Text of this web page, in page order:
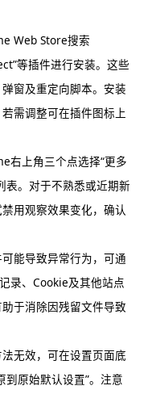
Web Store搜索
等插件进行安装。这些
弹窗及重定向脚本。安装
需调整可在插件图标上
右上角三个点选择“更多
表。对于不熟悉或近期新
用观察效果变化，确认
能导致异常行为，可通
录、Cookie及其他站点
于消除因残留文件导致
无效，可在设置页面底
到原始默认设置”。注意